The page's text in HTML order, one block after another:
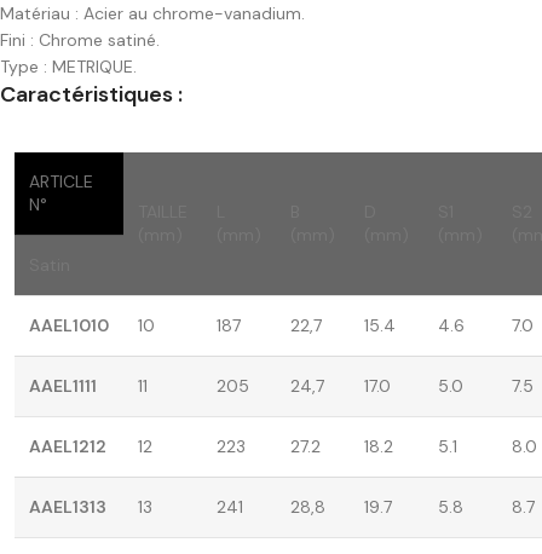
Matériau : Acier au chrome-vanadium.
Fini : Chrome satiné.
Type : METRIQUE.
Caractéristiques :
ARTICLE
N°
AAEL1010 10 187 22,7 15.4 4.6 7.0
AAEL1111 11 205 24,7 17.0 5.0 7.5
AAEL1212 12 223 27.2 18.2 5.1 8.0
AAEL1313 13 241 28,8 19.7 5.8 8.7